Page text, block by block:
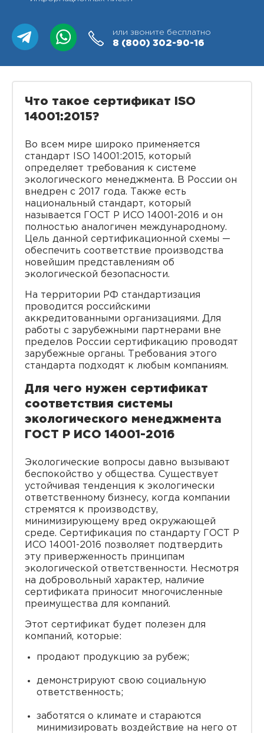
или звоните бесплатно
8 (800) 302-90-16
Что такое сертификат ISO
14001:2015?
Во всем мире широко применяется
стандарт ISO 14001:2015, который
определяет требования к системе
экологического менеджмента. В России он
внедрен с 2017 года. Также есть
национальный стандарт, который
называется ГОСТ Р ИСО 14001-2016 и он
полностью аналогичен международному.
Цель данной сертификационной схемы —
обеспечить соответствие производства
новейшим представлениям об
экологической безопасности.
На территории РФ стандартизация
проводится российскими
аккредитованными организациями. Для
работы с зарубежными партнерами вне
пределов России сертификацию проводят
зарубежные органы. Требования этого
стандарта подходят к любым компаниям.
Для чего нужен сертификат
соответствия системы
экологического менеджмента
ГОСТ Р ИСО 14001-2016
Экологические вопросы давно вызывают
беспокойство у общества. Существует
устойчивая тенденция к экологически
ответственному бизнесу, когда компании
стремятся к производству,
минимизирующему вред окружающей
среде. Сертификация по стандарту ГОСТ Р
ИСО 14001-2016 позволяет подтвердить
эту приверженность принципам
экологической ответственности. Несмотря
на добровольный характер, наличие
сертификата приносит многочисленные
преимущества для компаний.
Этот сертификат будет полезен для
компаний, которые:
продают продукцию за рубеж;
демонстрируют свою социальную
ответственность;
заботятся о климате и стараются
минимизировать воздействие на него от